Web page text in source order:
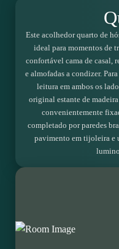
Este acolhedor quarto de
ideal para momentos de
confortável cama de casal,
e almofadas a condizer.
leitura em ambos os
original estante de
convenientemente
completado por paredes
pavimento em tijoleira e